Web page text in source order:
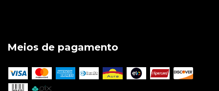
Meios de pagamento